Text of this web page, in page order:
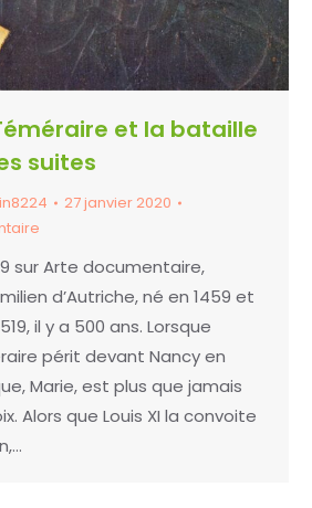
et la bataille
suites
27 janvier 2020
sur Arte documentaire,
d’Autriche, né en 1459 et
il y a 500 ans. Lorsque
périt devant Nancy en
Marie, est plus que jamais
Alors que Louis XI la convoite